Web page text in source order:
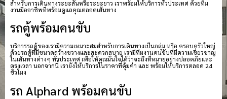
สำหรับการเดินทางระยะสั้นหรือระยะยาว เราพร้อมให้บริการทั่วประเทศ ด้วยทีม
งานมืออาชีพที่พร้อมดูแลคุณตลอดเส้นทาง
รถตู้พร้อมคนขับ
บริการรถตู้ของเรามีความเหมาะสมสำหรับการเดินทางเป็นกลุ่ม หรือ ครอบครัวใหญ่
ด้วยรถตู้ที่มีขนาดกว้างขวางและสะดวกสบาย เรามีทีมงานคนขับที่มีความเชี่ยวชาญ
ในเส้นทางต่างๆ ทั่วประเทศ เพื่อให้คุณมั่นใจได้ว่าจะถึงที่หมายอย่างปลอดภัยและ
ตรงเวลา นอกจากนี้ เรายังให้บริการในราคาที่คุ้มค่า และ พร้อมให้บริการตลอด 24
ชั่วโมง
รถ Alphard พร้อมคนขับ